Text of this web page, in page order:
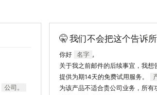
公司。
🤫 我们不会把这个告诉
你好 名字 ,
关于我之前邮件的后续事宜，我想
提供为期14天的免费试用服务。
为该产品不适合贵公司业务，所有